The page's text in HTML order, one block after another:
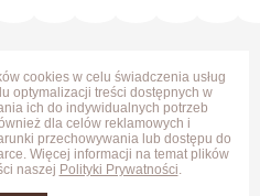
cookies w celu świadczenia usług
optymalizacji treści dostępnych w
ich do indywidualnych potrzeb
dla celów reklamowych i
przechowywania lub dostępu do
Więcej informacji na temat plików
naszej Polityki Prywatności.